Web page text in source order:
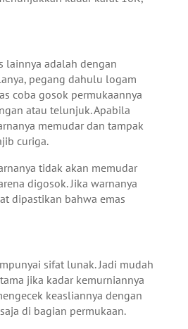
lainnya adalah dengan
pegang dahulu logam
coba gosok permukaannya
atau telunjuk. Apabila
memudar dan tampak
curiga.
tidak akan memudar
digosok. Jika warnanya
dipastikan bahwa emas
sifat lunak. Jadi mudah
jika kadar kemurniannya
keasliannya dengan
di bagian permukaan.